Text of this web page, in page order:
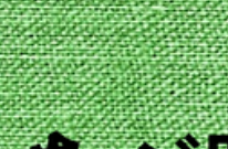
注文 ⇒ 20％OFF...